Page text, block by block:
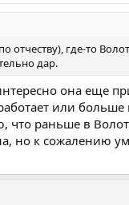
отчеству), где-то
дар.
она еще
или больше
что раньше в
но к сожалению